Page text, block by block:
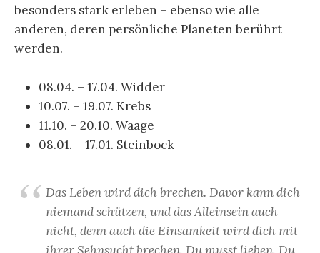
besonders stark erleben – ebenso wie alle
anderen, deren persönliche Planeten berührt
werden.
08.04. – 17.04. Widder
10.07. – 19.07. Krebs
11.10. – 20.10. Waage
08.01. – 17.01. Steinbock
Das Leben wird dich brechen. Davor kann dich
niemand schützen, und das Alleinsein auch
nicht, denn auch die Einsamkeit wird dich mit
ihrer Sehnsucht brechen. Du musst lieben. Du